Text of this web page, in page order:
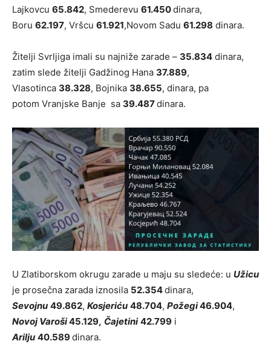
Lajkovcu 65.842, Smederevu 61.450dinara,
Boru 62.197, Vršcu 61.921,Novom Sadu 61.298 dinara.
Žitelji Svrljiga imali su najniže zarade – 35.834 dinara,
zatim slede žitelji Gadžinog Hana 37.889,
Vlasotinca 38.328, Bojnika 38.655, dinara, pa
potom Vranjske Banje sa 39.487dinara.
U Zlatiborskom okrugu zarade u maju su sledeće: u Užicu
je prosečna zarada iznosila 52.354dinara,
Sevojnu 49.862, Kosjeriću 48.704, Požegi46.904,
Novoj Varoši45.129, Čajetini 42.799 i
Arilju 40.589dinara.